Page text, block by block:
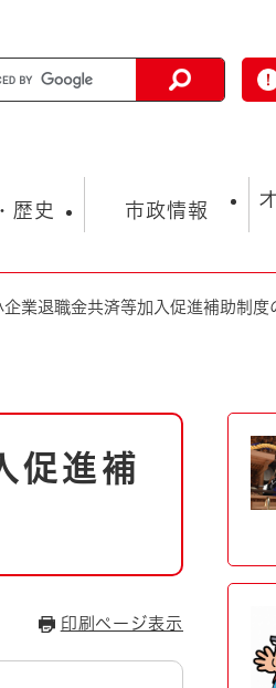
ーツ まちづくり・協働
福祉・介護
歴史 市政情報
合計画
員採用情報
ータ
企業退職金共済等加入促進補助制度
促進補
印刷ページ表示